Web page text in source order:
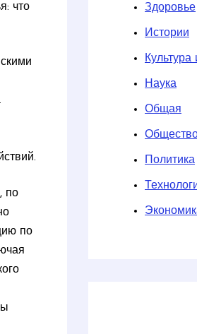
что
по
по
Здоровье
Истории
Культура
Наука
Общая
Политика